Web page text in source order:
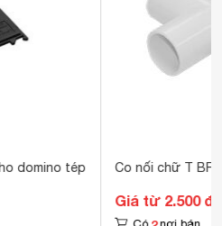
domino tép
Co nối chữ T BF20
Giá từ 2.500 đ